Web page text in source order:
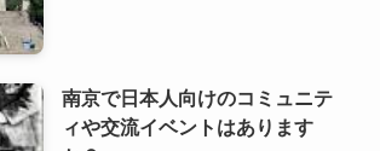
南京で日本人向けのコミュニテ
ィや交流イベントはあります